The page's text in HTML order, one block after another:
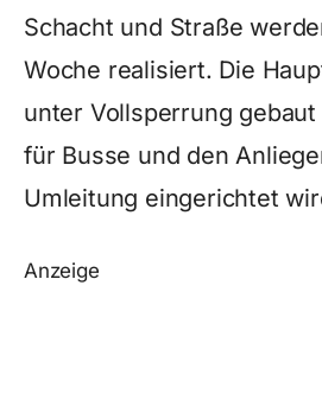
Schacht und Straße
Woche realisiert. Die
unter Vollsperrung
für Busse und den
Umleitung eingerichtet
Anzeige